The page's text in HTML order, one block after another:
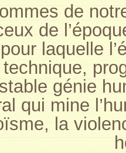
de
de
laquelle
génie
qui mine
la